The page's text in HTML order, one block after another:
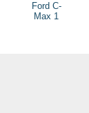
Ford C-
Max 1